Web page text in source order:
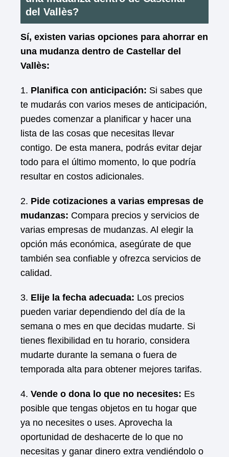
del Vallès?
Sí, existen varias opciones para ahorrar en
una mudanza dentro de Castellar del
Vallès:
1. Planifica con anticipación: Si sabes que
te mudarás con varios meses de anticipación,
puedes comenzar a planificar y hacer una
lista de las cosas que necesitas llevar
contigo. De esta manera, podrás evitar dejar
todo para el último momento, lo que podría
resultar en costos adicionales.
2. Pide cotizaciones a varias empresas de
mudanzas: Compara precios y servicios de
varias empresas de mudanzas. Al elegir la
opción más económica, asegúrate de que
también sea confiable y ofrezca servicios de
calidad.
3. Elije la fecha adecuada: Los precios
pueden variar dependiendo del día de la
semana o mes en que decidas mudarte. Si
tienes flexibilidad en tu horario, considera
mudarte durante la semana o fuera de
temporada alta para obtener mejores tarifas.
4. Vende o dona lo que no necesites: Es
posible que tengas objetos en tu hogar que
ya no necesites o uses. Aprovecha la
oportunidad de deshacerte de lo que no
necesitas y ganar dinero extra vendiéndolo o